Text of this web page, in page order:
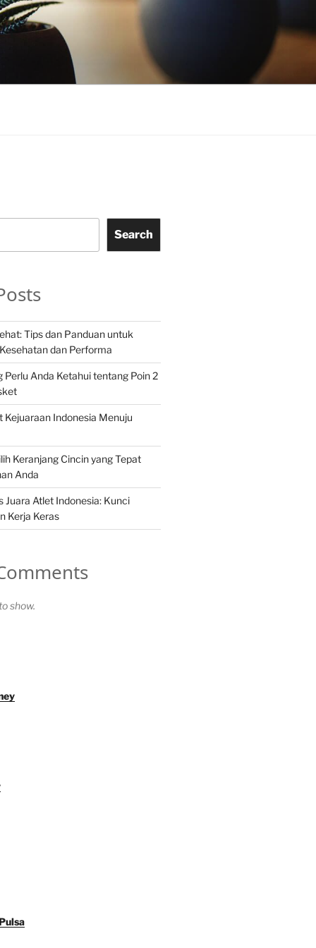
Search
Tips dan Panduan untuk
dan Performa
Perlu Anda Ketahui tentang Poin 2
Kejuaraan Indonesia Menuju
Keranjang Cincin yang Tepat
Anda
Juara Atlet Indonesia: Kunci
Kerja Keras
show.